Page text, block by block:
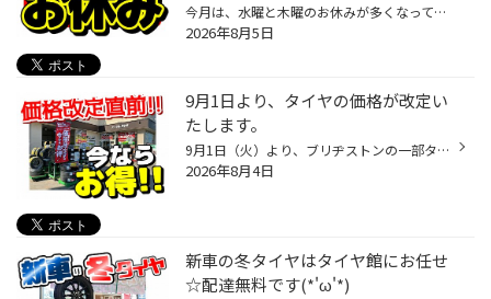
今月は、水曜と木曜のお休みが多くなっております。 お急ぎのところご不便をおかけいたしますが、金曜以降のご来店を心よりお待ちしております！ セール開催中です！ タイヤ最大20,000円OFFの【 スーパータイヤセール 】開催中です！ 9月からタイヤの価格改定が決定しておりますので、その前にお得...
2026年8月5日
9月1日より、タイヤの価格が改定い
たします。
9月1日（火）より、ブリヂストンの一部タイヤの価格が改定となります。 今年の秋に冬タイヤを買う予定だ 夏タイヤは来年買う予定だ 今年は我慢して来年買おうかな… そんなお客様もぜひ、価格改定前の今！ お見積りだけでもしてみませんか！？ 9日（日）までセール開催中！ タイヤ最大20,000円OFFの...
2026年8月4日
新車の冬タイヤはタイヤ館にお任せ
☆配達無料です(*'ω'*)